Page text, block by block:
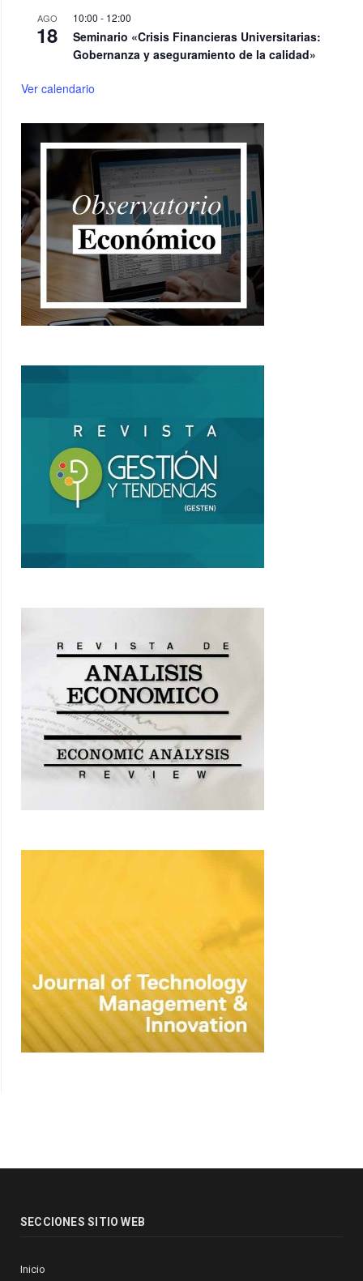
AGO
18
10:00 - 12:00
Seminario «Crisis Financieras Universitarias:
Gobernanza y aseguramiento de la calidad»
Ver calendario
SECCIONES SITIO WEB
Inicio